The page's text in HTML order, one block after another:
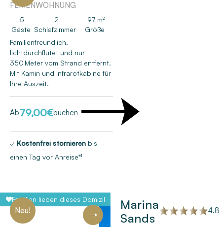
FERIENWOHNUNG
5
Gäste
2
Schlafzimmer
97 m²
Größe
Familienfreundlich,
lichtdurchflutet und nur
350 Meter vom Strand entfernt.
Mit Kamin und Infrarotkabine für
Ihre Auszeit.
Ab79,00€buchen
✓ Kostenfrei stornieren bis
einen Tag vor Anreise*¹
Familien lieben dieses Domizil
Neu!
Marina
Sands
4.8